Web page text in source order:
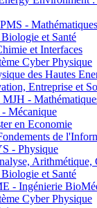
-
et Santé
et Interfaces
Cyber Physique
des Hautes
Entreprise et
-
Mécanique
en Economie
de
- Physique
Arithmétique,
et Santé
- Ingénierie
Cyber Physique